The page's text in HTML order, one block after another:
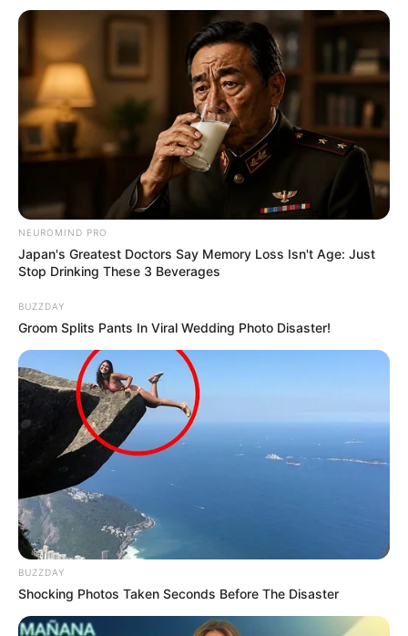
NEUROMIND PRO
Japan's Greatest Doctors Say Memory Loss Isn't Age: Just
Stop Drinking These 3 Beverages
BUZZDAY
Groom Splits Pants In Viral Wedding Photo Disaster!
BUZZDAY
Shocking Photos Taken Seconds Before The Disaster